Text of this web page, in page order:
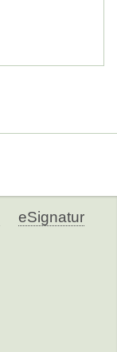
eSignatur